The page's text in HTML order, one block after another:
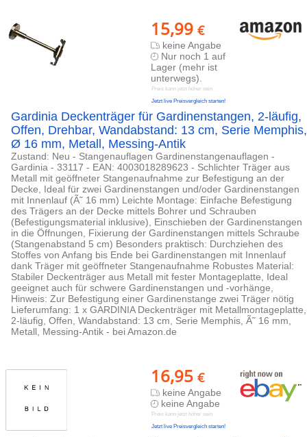
15,99 €
keine Angabe
Nur noch 1 auf
Lager (mehr ist
unterwegs).
Preis kann jetzt höher sein
Jetzt live Preisvergleich starten!
Gardinia Deckenträger für Gardinenstangen, 2-läufig,
Offen, Drehbar, Wandabstand: 13 cm, Serie Memphis,
Ø 16 mm, Metall, Messing-Antik
Zustand: Neu - Stangenauflagen Gardinenstangenauflagen -
Gardinia - 33117 - EAN: 4003018289623 - Schlichter Träger aus
Metall mit geöffneter Stangenaufnahme zur Befestigung an der
Decke, Ideal für zwei Gardinenstangen und/oder Gardinenstangen
mit Innenlauf (Ã˜ 16 mm) Leichte Montage: Einfache Befestigung
des Trägers an der Decke mittels Bohrer und Schrauben
(Befestigungsmaterial inklusive), Einschieben der Gardinenstangen
in die Öffnungen, Fixierung der Gardinenstangen mittels Schraube
(Stangenabstand 5 cm) Besonders praktisch: Durchziehen des
Stoffes von Anfang bis Ende bei Gardinenstangen mit Innenlauf
dank Träger mit geöffneter Stangenaufnahme Robustes Material:
Stabiler Deckenträger aus Metall mit fester Montageplatte, Ideal
geeignet auch für schwere Gardinenstangen und -vorhänge,
Hinweis: Zur Befestigung einer Gardinenstange zwei Träger nötig
Lieferumfang: 1 x GARDINIA Deckenträger mit Metallmontageplatte,
2-läufig, Offen, Wandabstand: 13 cm, Serie Memphis, Ã˜ 16 mm,
Metall, Messing-Antik - bei Amazon.de
16,95 €
keine Angabe
keine Angabe
Preis kann jetzt höher sein
Jetzt live Preisvergleich starten!